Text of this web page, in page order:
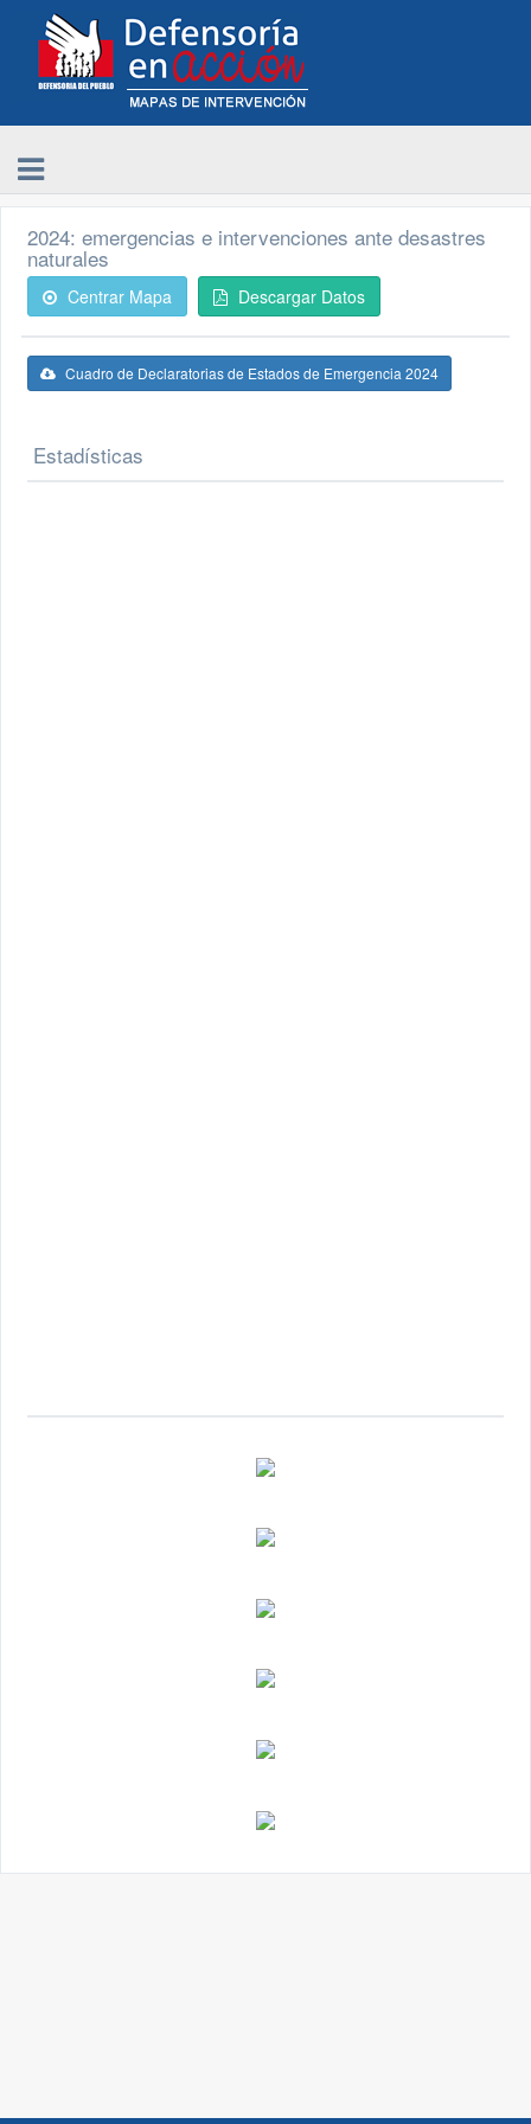
2024: emergencias e intervenciones ante desastres
naturales
Centrar Mapa Descargar Datos
Cuadro de Declaratorias de Estados de Emergencia 2024
Estadísticas